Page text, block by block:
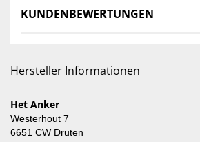
KUNDENBEWERTUNGEN
Hersteller Informationen
Het Anker
Westerhout 7
6651 CW Druten